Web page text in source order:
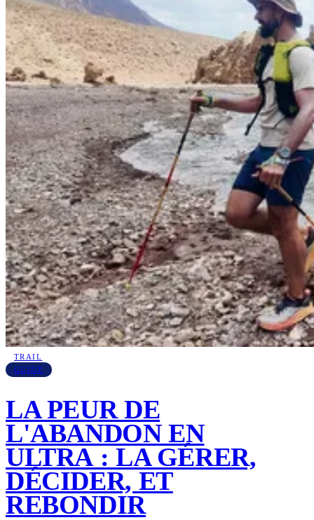
TRAIL
GUIDE
LA PEUR DE
L'ABANDON EN
ULTRA : LA GÉRER,
DÉCIDER, ET
REBONDIR